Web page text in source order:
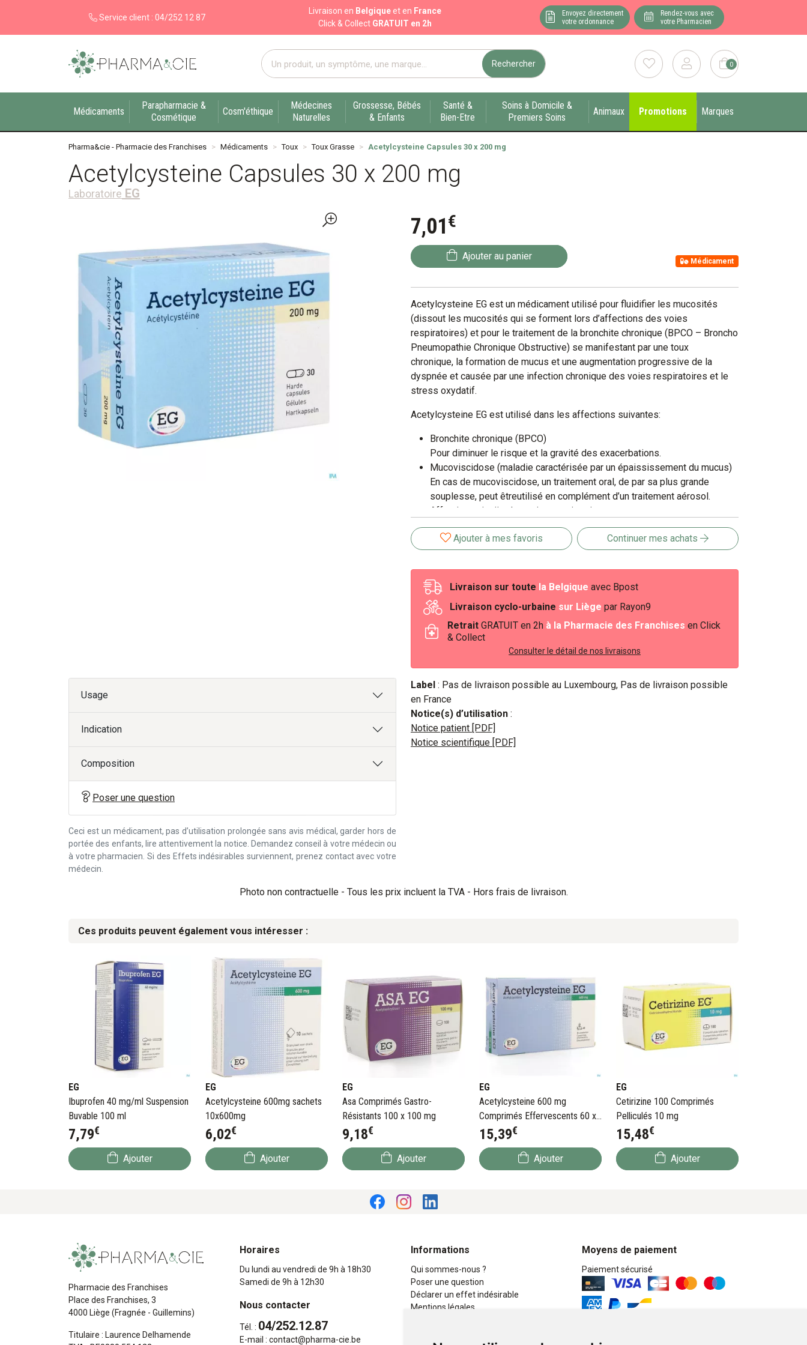
Service client : 04/252 12 87
Livraison en Belgique et en France
Click & Collect GRATUIT en 2h
Envoyez directement
votre ordonnance
Rendez-vous avec
votre Pharmacien
Pharma&cie - Pharmacie des Franchises Votre export pharmacie en ligne à votre service sur Liège 0
Rechercher
Médicaments
Parapharmacie &
Cosmétique
Cosm'éthique
Médecines
Naturelles
Grossesse, Bébés
& Enfants
Santé &
Bien-Etre
Soins à Domicile &
Premiers Soins
Animaux Promotions Marques
Pharma&cie - Pharmacie des Franchises Médicaments Toux Toux Grasse Acetylcysteine Capsules 30 x 200 mg
Acetylcysteine Capsules 30 x 200 mg
Laboratoire EG
7,01€
Ajouter au panier Médicament
Acetylcysteine EG est un médicament utilisé pour fluidifier les mucosités
(dissout les mucosités qui se forment lors d’affections des voies
respiratoires) et pour le traitement de la bronchite chronique (BPCO – Broncho
Pneumopathie Chronique Obstructive) se manifestant par une toux
chronique, la formation de mucus et une augmentation progressive de la
dyspnée et causée par une infection chronique des voies respiratoires et le
stress oxydatif.
Acetylcysteine EG est utilisé dans les affections suivantes:
Bronchite chronique (BPCO)
Pour diminuer le risque et la gravité des exacerbations.
Mucoviscidose (maladie caractérisée par un épaississement du mucus)
En cas de mucoviscidose, un traitement oral, de par sa plus grande
souplesse, peut êtreutilisé en complément d’un traitement aérosol.
Affections aiguës des voies respiratoires
Pour fluidifier les mucosités purulentes et épaisses qui se forment lors
d’infections des voies respiratoires.
Ajouter à mes favoris Continuer mes achats
Livraison sur toute la Belgique avec Bpost
Livraison cyclo-urbaine sur Liège par Rayon9
RetraitGRATUIT en 2h à la Pharmacie des Franchises en Click
& Collect
Consulter le détail de nos livraisons
Usage
Indication
Composition
Poser une question
Ceci est un médicament, pas d’utilisation prolongée sans avis médical, garder hors de
portée des enfants, lire attentivement la notice. Demandez conseil à votre médecin ou
à votre pharmacien. Si des Effets indésirables surviennent, prenez contact avec votre
médecin.
Label : Pas de livraison possible au Luxembourg, Pas de livraison possible
en France
Notice(s) d’utilisation :
Notice patient [PDF]
Notice scientifique [PDF]
Photo non contractuelle - Tous les prix incluent la TVA - Hors frais de livraison.
Ces produits peuvent également vous intéresser :
EG
Ibuprofen 40 mg/ml Suspension
Buvable 100 ml
7,79€
Ajouter
EG
Acetylcysteine 600mg sachets
10x600mg
6,02€
Ajouter
EG
Asa Comprimés Gastro-
Résistants 100 x 100 mg
9,18€
Ajouter
EG
Acetylcysteine 600 mg
Comprimés Effervescents 60 x
600 mg
15,39€
Ajouter
EG
Cetirizine 100 Comprimés
Pelliculés 10 mg
15,48€
Ajouter
Pharmacie des Franchises
Place des Franchises, 3
4000 Liège (Fragnée - Guillemins)
Titulaire : Laurence Delhamende
Horaires
Du lundi au vendredi de 9h à 18h30
Samedi de 9h à 12h30
Nous contacter
Tél. : 04/252.12.87
E-mail : contact@pharma-cie.be
Informations
Qui sommes-nous ?
Poser une question
Déclarer un effet indésirable
Mentions légales
Moyens de paiement
Paiement sécurisé